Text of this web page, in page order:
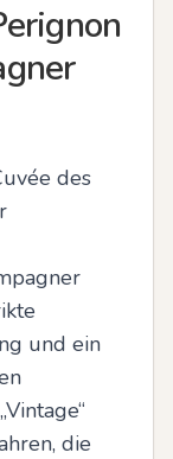
des
und ein
die